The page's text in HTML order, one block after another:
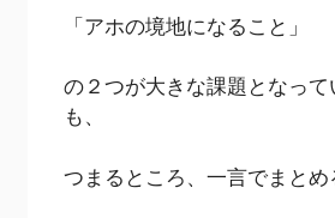
「アホの境地になること」
の２つが大きな課題となっ
も、
つまるところ、一言でまとめ